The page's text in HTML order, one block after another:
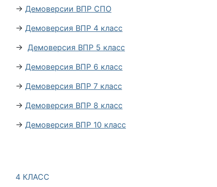
4 КЛАСС
→ Демоверсии ВПР СПО
→ Демоверсия ВПР 4 класс
→ Демоверсия ВПР 5 класс
→ Демоверсия ВПР 6 класс
→ Демоверсия ВПР 7 класс
→ Демоверсия ВПР 8 класс
→ Демоверсия ВПР 10 класс